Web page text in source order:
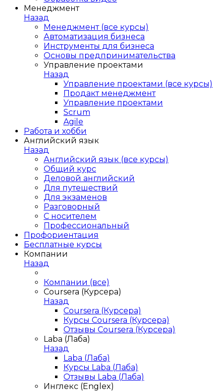
Менеджмент
Назад
Менеджмент (все курсы)
Автоматизация бизнеса
Инструменты для бизнеса
Основы предпринимательства
Управление проектами
Назад
Управление проектами (все курсы)
Продакт менеджмент
Управление проектами
Scrum
Agile
Работа и хобби
Английский язык
Назад
Английский язык (все курсы)
Общий курс
Деловой английский
Для путешествий
Для экзаменов
Разговорный
С носителем
Профессиональный
Профориентация
Бесплатные курсы
Компании
Назад
Компании (все)
Coursera (Курсера)
Назад
Coursera (Курсера)
Курсы Coursera (Курсера)
Отзывы Coursera (Курсера)
Laba (Лаба)
Назад
Laba (Лаба)
Курсы Laba (Лаба)
Отзывы Laba (Лаба)
Инглекс (Englex)